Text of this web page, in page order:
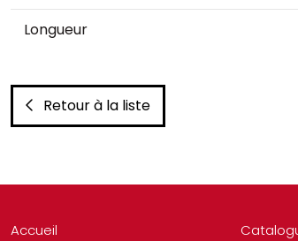
Longueur
Retour à la liste
Accueil